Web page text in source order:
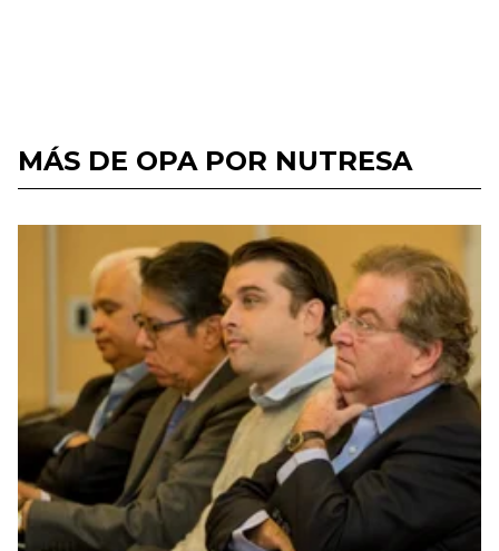
MÁS DE OPA POR NUTRESA